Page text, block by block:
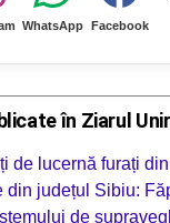
WhatsApp Facebook
în Ziarul
de lucernă furați
din județul Sibiu:
de